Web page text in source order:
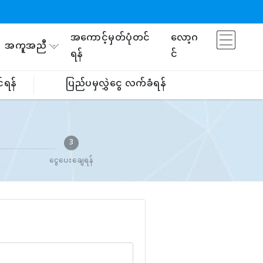
အကူအညီ
အကောင့်မှတ်ပုံတင်
ရန်
လော့ဂ
င်
န် ပြည်ပမှလွှဲငွေ လက်ခံရန်
3
ငွေပေးချေရန်